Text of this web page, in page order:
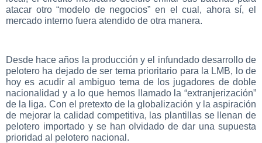
atacar otro “modelo de negocios” en el cual, ahora sí, el
mercado interno fuera atendido de otra manera.
Desde hace años la producción y el infundado desarrollo de
pelotero ha dejado de ser tema prioritario para la LMB, lo de
hoy es acudir al ambiguo tema de los jugadores de doble
nacionalidad y a lo que hemos llamado la “extranjerización”
de la liga. Con el pretexto de la globalización y la aspiración
de mejorar la calidad competitiva, las plantillas se llenan de
pelotero importado y se han olvidado de dar una supuesta
prioridad al pelotero nacional.